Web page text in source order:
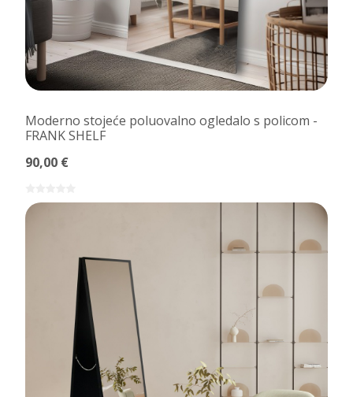
Moderno stojeće poluovalno ogledalo s policom -
FRANK SHELF
90,00 €